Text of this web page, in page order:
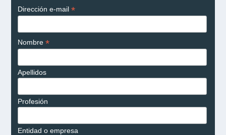
Dirección e-mail *
Nombre *
Apellidos
Profesión
Entidad o empresa